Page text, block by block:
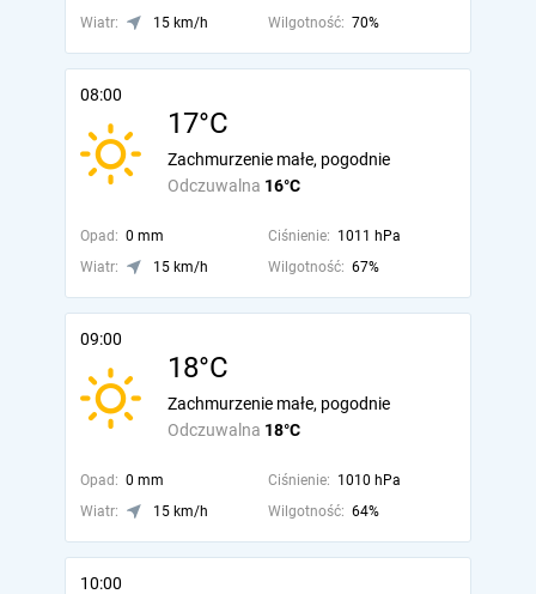
Wiatr: 15 km/h Wilgotność: 70%
08:00
17°C
Odczuwalna 16°C
Zachmurzenie małe, pogodnie
Opad: 0 mm Ciśnienie: 1011 hPa
Wiatr:
15 km/h Wilgotność: 67%
09:00
18°C
Odczuwalna 18°C
Zachmurzenie małe, pogodnie
Opad: 0 mm Ciśnienie: 1010 hPa
Wiatr:
15 km/h Wilgotność: 64%
10:00